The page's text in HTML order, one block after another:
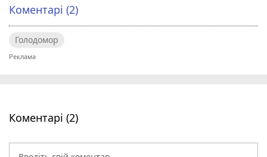
Коментарі (2)
Голодомор
Коментарі (2)